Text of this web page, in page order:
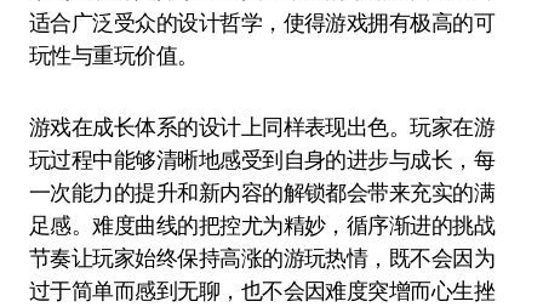
适合广泛受众的设计哲学，使得游戏拥有极高的可
玩性与重玩价值。
游戏在成长体系的设计上同样表现出色。玩家在游
玩过程中能够清晰地感受到自身的进步与成长，每
一次能力的提升和新内容的解锁都会带来充实的满
足感。难度曲线的把控尤为精妙，循序渐进的挑战
节奏让玩家始终保持高涨的游玩热情，既不会因为
过于简单而感到无聊，也不会因难度突增而心生挫